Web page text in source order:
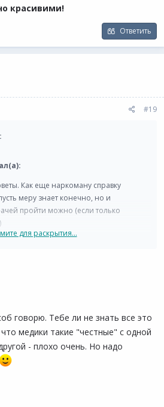
красивими!
Ответить
#19
Как еще наркоману справку
меру знает конечно, но и
пройти можно (если только
для раскрытия...
говорю. Тебе ли не знать все это
медики такие "честные" с одной
- плохо очень. Но надо